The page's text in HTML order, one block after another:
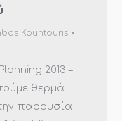
Kountouris
2013 –
θερμά
παρουσία